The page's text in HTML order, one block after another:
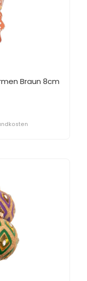
Braun 8cm